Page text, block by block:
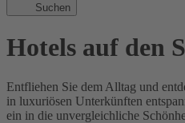
Suchen
Hotels auf den
Entfliehen Sie dem Alltag und
in luxuriösen Unterkünften
ein in die unvergleichliche